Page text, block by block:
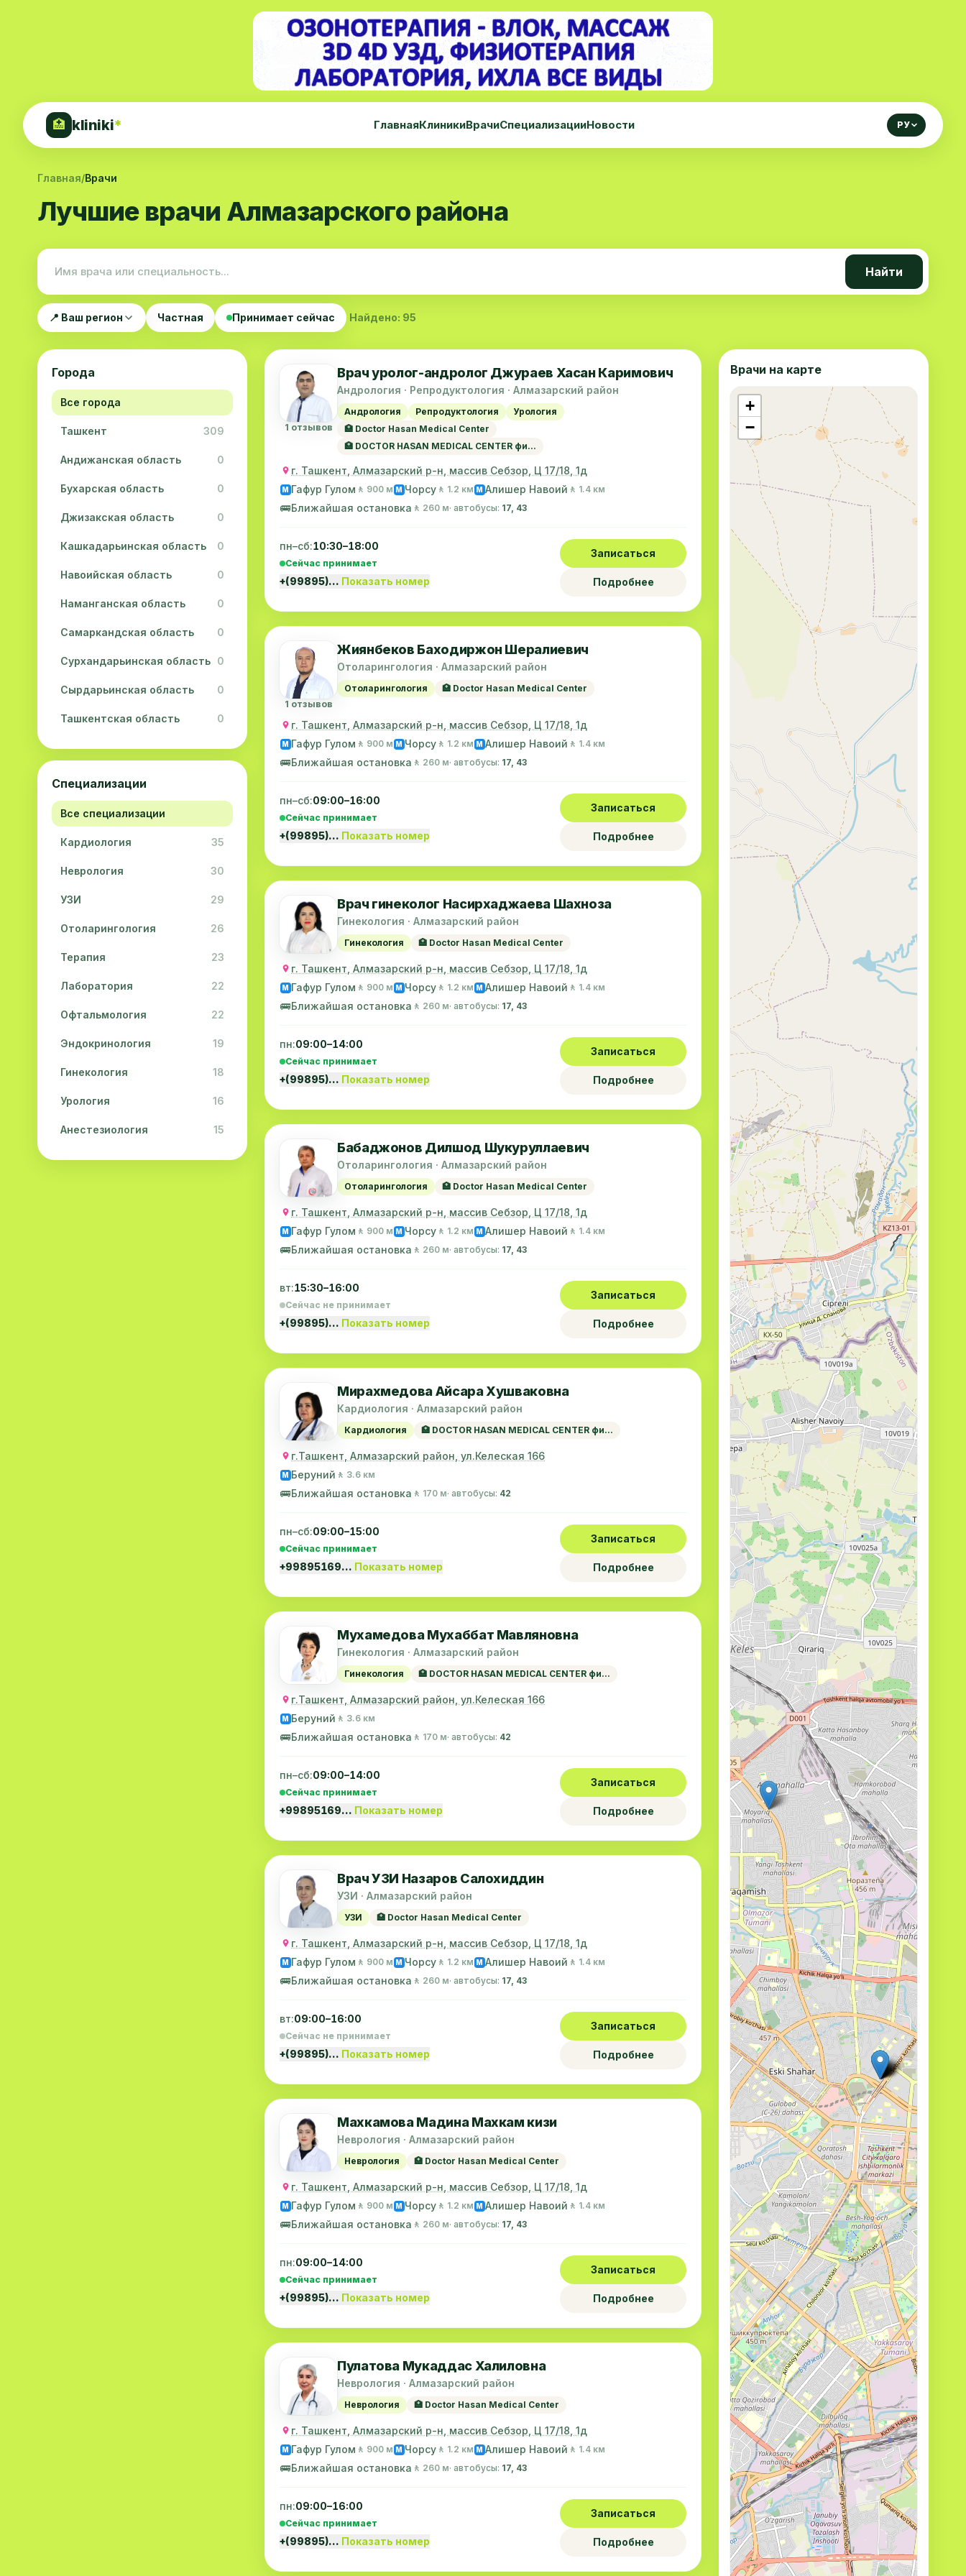
🏥 kliniki* ГлавнаяКлиникиВрачиСпециализацииНовости РУ
Главная/Врачи
Лучшие врачи Алмазарского района
Найти
📍 Ваш регион Частная Принимает сейчас Найдено: 95
Города
Все города
Ташкент 309
Андижанская область 0
Бухарская область 0
Джизакская область 0
Кашкадарьинская область 0
Навоийская область 0
Наманганская область 0
Самаркандская область 0
Сурхандарьинская область 0
Сырдарьинская область 0
Ташкентская область 0
Ферганская область 0
Республика Каракалпакстан0
Специализации
Все специализации
Кардиология 35
Неврология 30
УЗИ 29
Отоларингология 26
Терапия 23
Лаборатория 22
Офтальмология 22
Эндокринология 19
Гинекология 18
Урология 16
Анестезиология 15
Дерматология 15
1 отзывов
Врач уролог-андролог Джураев Хасан Каримович
Андрология · Репродуктология · Алмазарский район
Андрология Репродуктология
Урология
🏥 Doctor Hasan Medical Center
🏥 DOCTOR HASAN MEDICAL CENTER фи...
г. Ташкент, Алмазарский р-н, массив Себзор, Ц 17/18, 1д
M Гафур Гулом 🚶 900 м M Чорсу 🚶 1.2 км M Алишер Навоий 🚶 1.4 км
🚌Ближайшая остановка 🚶 260 м· автобусы: 17, 43
пн–сб:10:30–18:00
Сейчас принимает
+(99895)… Показать номер
Записаться
Подробнее
1 отзывов
Жиянбеков Баходиржон Шералиевич
Отоларингология · Алмазарский район
Отоларингология 🏥 Doctor Hasan Medical Center
г. Ташкент, Алмазарский р-н, массив Себзор, Ц 17/18, 1д
M Гафур Гулом 🚶 900 м M Чорсу 🚶 1.2 км M Алишер Навоий 🚶 1.4 км
🚌Ближайшая остановка 🚶 260 м· автобусы: 17, 43
пн–сб:09:00–16:00
Сейчас принимает
+(99895)… Показать номер
Записаться
Подробнее
Врач гинеколог Насирхаджаева Шахноза
Гинекология · Алмазарский район
Гинекология 🏥 Doctor Hasan Medical Center
г. Ташкент, Алмазарский р-н, массив Себзор, Ц 17/18, 1д
M Гафур Гулом 🚶 900 м M Чорсу 🚶 1.2 км M Алишер Навоий 🚶 1.4 км
🚌Ближайшая остановка 🚶 260 м· автобусы: 17, 43
пн:09:00–14:00
Сейчас принимает
+(99895)… Показать номер
Записаться
Подробнее
Бабаджонов Дилшод Шукуруллаевич
Отоларингология · Алмазарский район
Отоларингология 🏥 Doctor Hasan Medical Center
г. Ташкент, Алмазарский р-н, массив Себзор, Ц 17/18, 1д
M Гафур Гулом 🚶 900 м M Чорсу 🚶 1.2 км M Алишер Навоий 🚶 1.4 км
🚌Ближайшая остановка 🚶 260 м· автобусы: 17, 43
вт:15:30–16:00
Сейчас не принимает
+(99895)… Показать номер
Записаться
Подробнее
Мирахмедова Айсара Хушваковна
Кардиология · Алмазарский район
Кардиология 🏥 DOCTOR HASAN MEDICAL CENTER фи...
г.Ташкент, Алмазарский район, ул.Келеская 166
M Беруний 🚶 3.6 км
🚌Ближайшая остановка 🚶 170 м· автобусы: 42
пн–сб:09:00–15:00
Сейчас принимает
+99895169… Показать номер
Записаться
Подробнее
Мухамедова Мухаббат Мавляновна
Гинекология · Алмазарский район
Гинекология 🏥 DOCTOR HASAN MEDICAL CENTER фи...
г.Ташкент, Алмазарский район, ул.Келеская 166
M Беруний 🚶 3.6 км
🚌Ближайшая остановка 🚶 170 м· автобусы: 42
пн–сб:09:00–14:00
Сейчас принимает
+99895169… Показать номер
Записаться
Подробнее
Врач УЗИ Назаров Салохиддин
УЗИ · Алмазарский район
УЗИ 🏥 Doctor Hasan Medical Center
г. Ташкент, Алмазарский р-н, массив Себзор, Ц 17/18, 1д
M Гафур Гулом 🚶 900 м M Чорсу 🚶 1.2 км M Алишер Навоий 🚶 1.4 км
🚌Ближайшая остановка 🚶 260 м· автобусы: 17, 43
вт:09:00–16:00
Сейчас не принимает
+(99895)… Показать номер
Записаться
Подробнее
Махкамова Мадина Махкам кизи
Неврология · Алмазарский район
Неврология 🏥 Doctor Hasan Medical Center
г. Ташкент, Алмазарский р-н, массив Себзор, Ц 17/18, 1д
M Гафур Гулом 🚶 900 м M Чорсу 🚶 1.2 км M Алишер Навоий 🚶 1.4 км
🚌Ближайшая остановка 🚶 260 м· автобусы: 17, 43
пн:09:00–14:00
Сейчас принимает
+(99895)… Показать номер
Записаться
Подробнее
Пулатова Мукаддас Халиловна
Неврология · Алмазарский район
Неврология 🏥 Doctor Hasan Medical Center
г. Ташкент, Алмазарский р-н, массив Себзор, Ц 17/18, 1д
M Гафур Гулом 🚶 900 м M Чорсу 🚶 1.2 км M Алишер Навоий 🚶 1.4 км
🚌Ближайшая остановка 🚶 260 м· автобусы: 17, 43
пн:09:00–16:00
Сейчас принимает
+(99895)… Показать номер
Записаться
Подробнее
Врачи на карте
+
−